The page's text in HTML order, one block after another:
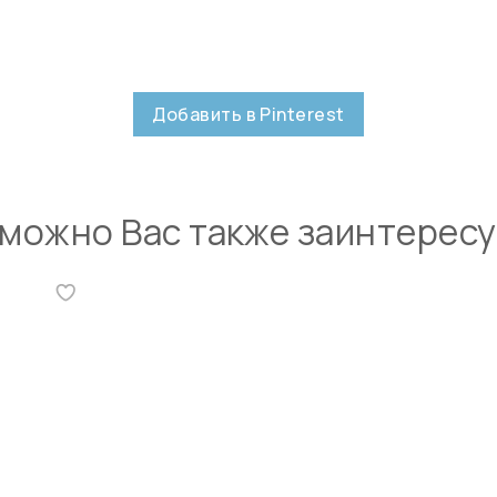
Добавить в Pinterest
Вас также